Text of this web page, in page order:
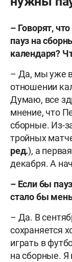
– Говорят,
пауз на
календаря?
– Да, мы уже
отношении
Думаю, все
мнение, что
сборные. Из-
тройных
ред.), а
декабря. А
– Если бы
стало бы
– Да. В
сохраняется
играть в
на сборные. Я